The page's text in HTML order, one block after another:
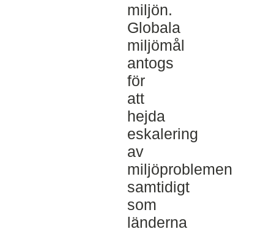
miljön.
Globala
miljömål
antogs
för
att
hejda
eskalering
av
miljöproblemen
samtidigt
som
länderna